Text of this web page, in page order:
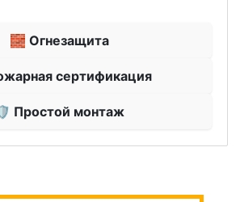
🧱 Огнезащита
сертификация
Простой монтаж